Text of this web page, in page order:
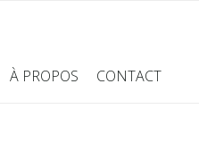
À PROPOS CONTACT